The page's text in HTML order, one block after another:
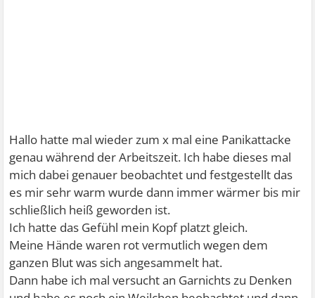
Hallo hatte mal wieder zum x mal eine Panikattacke
genau während der Arbeitszeit. Ich habe dieses mal
mich dabei genauer beobachtet und festgestellt das
es mir sehr warm wurde dann immer wärmer bis mir
schließlich heiß geworden ist.
Ich hatte das Gefühl mein Kopf platzt gleich.
Meine Hände waren rot vermutlich wegen dem
ganzen Blut was sich angesammelt hat.
Dann habe ich mal versucht an Garnichts zu Denken